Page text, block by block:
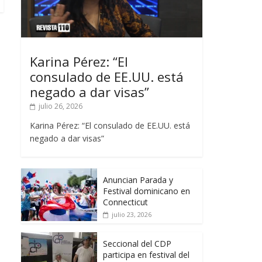
Karina Pérez: “El
consulado de EE.UU. está
negado a dar visas”
julio 26, 2026
Karina Pérez: “El consulado de EE.UU. está
negado a dar visas”
Anuncian Parada y
Festival dominicano en
Connecticut
julio 23, 2026
Seccional del CDP
participa en festival del